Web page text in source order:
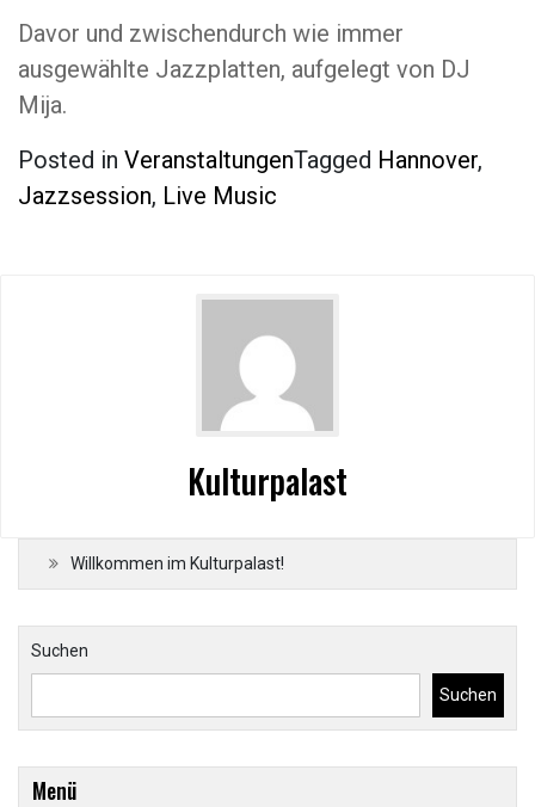
Davor und zwischendurch wie immer
ausgewählte Jazzplatten, aufgelegt von DJ
Mija.
Posted in VeranstaltungenTagged Hannover,
Jazzsession, Live Music
Kulturpalast
Willkommen im Kulturpalast!
Suchen
Suchen
Menü